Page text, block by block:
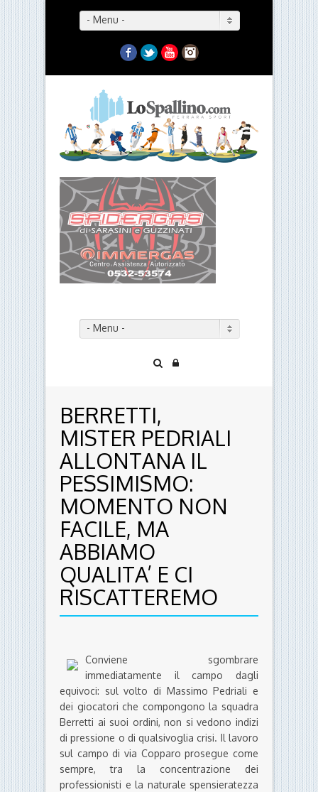
- Menu -
Facebook
TwitterYouTubeInstagram
- Menu -
BERRETTI,
MISTER PEDRIALI
ALLONTANA IL
PESSIMISMO:
MOMENTO NON
FACILE, MA
ABBIAMO
QUALITA’ E CI
RISCATTEREMO
Conviene sgombrare
immediatamente il campo dagli
equivoci: sul volto di Massimo Pedriali e
dei giocatori che compongono la squadra
Berretti ai suoi ordini, non si vedono indizi
di pressione o di qualsivoglia crisi. Il lavoro
sul campo di via Copparo prosegue come
sempre, tra la concentrazione dei
professionisti e la naturale spensieratezza